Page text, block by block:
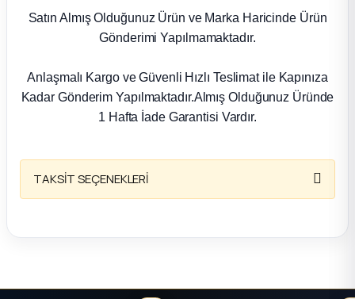
Satın Almış Olduğunuz Ürün ve Marka Haricinde Ürün
Gönderimi Yapılmamaktadır.
Anlaşmalı Kargo ve Güvenli Hızlı Teslimat ile Kapınıza
Kadar Gönderim Yapılmaktadır.Almış Olduğunuz Üründe
1 Hafta İade Garantisi Vardır.
TAKSİT SEÇENEKLERİ